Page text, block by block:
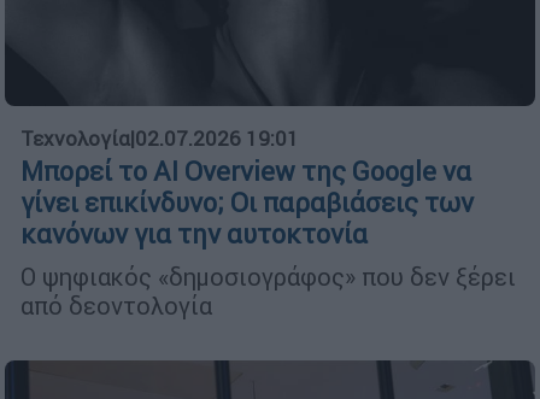
Τεχνολογία|02.07.2026 19:01
Μπορεί το AI Overview της Google να
γίνει επικίνδυνο; Οι παραβιάσεις των
κανόνων για την αυτοκτονία
Ο ψηφιακός «δημοσιογράφος» που δεν ξέρει
από δεοντολογία